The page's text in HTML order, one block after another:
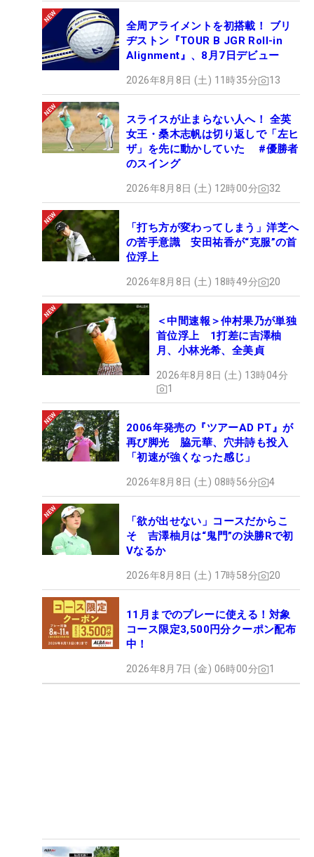
全周アライメントを初搭載！ ブリ
ヂストン『TOUR B JGR Roll-in
Alignment』、8月7日デビュー
2026年8月8日 (土) 11時35分 13
スライスが止まらない人へ！ 全英
女王・桑木志帆は切り返しで「左ヒ
ザ」を先に動かしていた #優勝者
のスイング
2026年8月8日 (土) 12時00分 32
「打ち方が変わってしまう」洋芝へ
の苦手意識 安田祐香が“克服”の首
位浮上
2026年8月8日 (土) 18時49分 20
＜中間速報＞仲村果乃が単独
首位浮上 1打差に吉澤柚
月、小林光希、全美貞
2026年8月8日 (土) 13時04分
1
2006年発売の『ツアーAD PT』が
再び脚光 脇元華、穴井詩も投入
「初速が強くなった感じ」
2026年8月8日 (土) 08時56分 4
「欲が出せない」コースだからこ
そ 吉澤柚月は“鬼門”の決勝Rで初
Vなるか
2026年8月8日 (土) 17時58分 20
11月までのプレーに使える！対象
コース限定3,500円分クーポン配布
中！
2026年8月7日 (金) 06時00分 1